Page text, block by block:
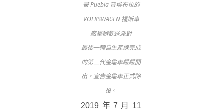
哥 Puebla 普埃布拉的
VOLKSWAGEN 福斯車
廠舉辦歡送派對
最後一輛自生產線完成
的第三代金龜車緩緩開
出，宣告金龜車正式除
役。
2019年7月11